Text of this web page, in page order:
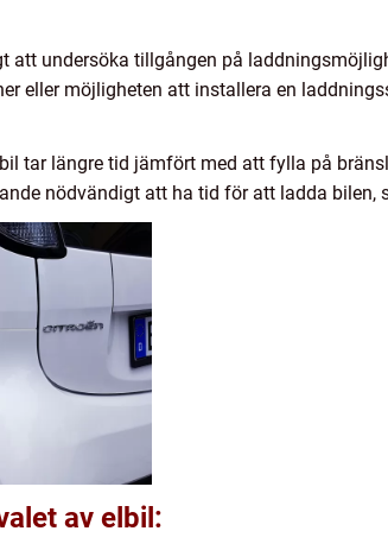
att undersöka tillgången på
eller möjligheten att installera en
tar längre tid jämfört med att fylla på
nödvändigt att ha tid för att ladda bilen,
av elbil: